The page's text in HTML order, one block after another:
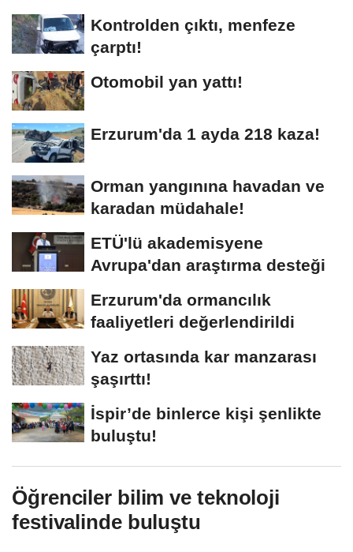
Kontrolden çıktı, menfeze
çarptı!
Otomobil yan yattı!
Erzurum'da 1 ayda 218 kaza!
Orman yangınına havadan ve
karadan müdahale!
ETÜ'lü akademisyene
Avrupa'dan araştırma desteği
Erzurum'da ormancılık
faaliyetleri değerlendirildi
Yaz ortasında kar manzarası
şaşırttı!
İspir’de binlerce kişi şenlikte
buluştu!
Öğrenciler bilim ve teknoloji
festivalinde buluştu